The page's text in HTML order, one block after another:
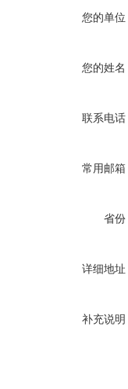
您的单位
您的姓名
联系电话
常用邮箱
省份
详细地址
补充说明